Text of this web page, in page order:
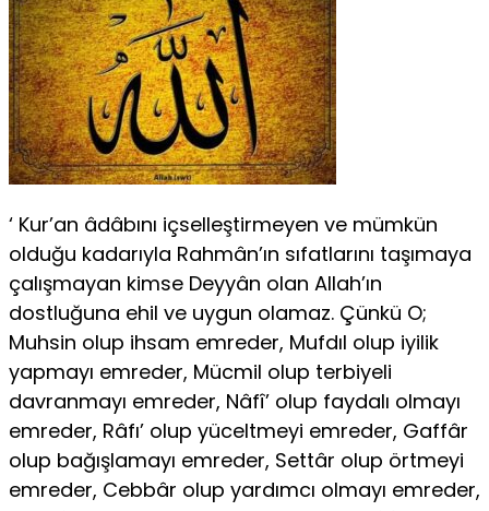
‘ Kur’an âdâbını içselleştirmeyen ve mümkün
olduğu kadarıyla Rahmân’ın sıfatlarını taşımaya
çalışmayan kimse Deyyân olan Allah’ın
dostluğuna ehil ve uygun olamaz. Çünkü O;
Muhsin olup ihsam emreder, Mufdıl olup iyilik
yapmayı emreder, Mücmil olup terbiyeli
davranmayı emreder, Nâfî’ olup faydalı olmayı
emreder, Râfı’ olup yüceltmeyi emreder, Gaffâr
olup bağışlamayı emreder, Settâr olup örtmeyi
emreder, Cebbâr olup yardımcı olmayı emreder,